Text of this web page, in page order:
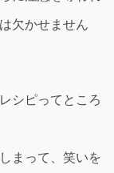
欠かせません
シピってところ
まって、笑いを